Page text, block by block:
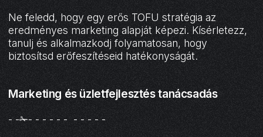
Ne feledd, hogy egy erős TOFU stratégia az
eredményes marketing alapját képezi. Kísérletezz,
tanulj és alkalmazkodj folyamatosan, hogy
biztosítsd erőfeszítéseid hatékonyságát.
Marketing és üzletfejlesztés tanácsadás
- -✁- - - - - - - - - - -